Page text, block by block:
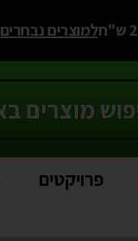
למוצרים נבחרים
פרויקטים